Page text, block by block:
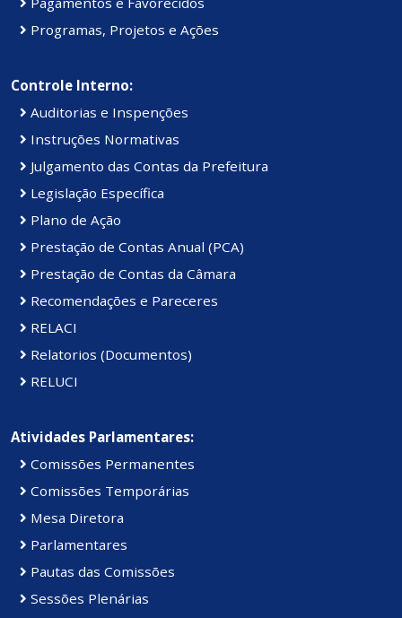
Programas, Projetos e Ações
Controle Interno:
Auditorias e Inspenções
Instruções Normativas
Julgamento das Contas da Prefeitura
Legislação Específica
Plano de Ação
Prestação de Contas Anual (PCA)
Prestação de Contas da Câmara
Recomendações e Pareceres
RELACI
Relatorios (Documentos)
RELUCI
Atividades Parlamentares:
Comissões Permanentes
Comissões Temporárias
Mesa Diretora
Parlamentares
Pautas das Comissões
Sessões Plenárias